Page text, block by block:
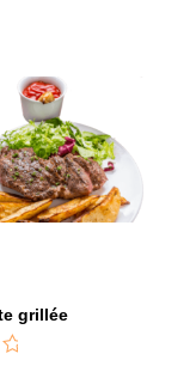
grillée